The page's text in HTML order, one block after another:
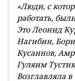
«Люди, с
работать,
Это Леонид
Нагибин,
Кусаинов,
Гуляим
Возглавляла